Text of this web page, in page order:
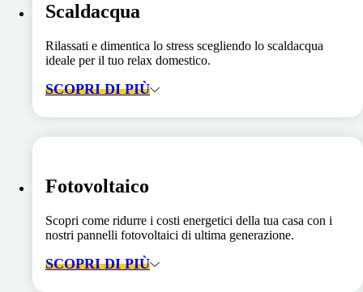
Scaldacqua
Rilassati e dimentica lo stress scegliendo lo scaldacqua
ideale per il tuo relax domestico.
SCOPRI DI PIÙ
Fotovoltaico
Scopri come ridurre i costi energetici della tua casa con i
nostri pannelli fotovoltaici di ultima generazione.
SCOPRI DI PIÙ